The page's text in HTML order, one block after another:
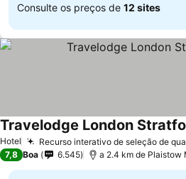
Consulte os preços de 12 sites
Hotel Recurso interativo de seleção de
Travelodge London
7,8 Boa 6.545 a 2.4 km de Plaistow